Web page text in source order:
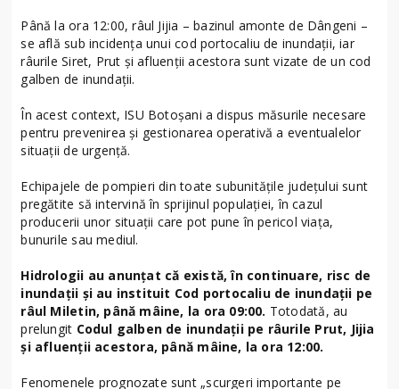
Până la ora 12:00, râul Jijia – bazinul amonte de Dângeni –
se află sub incidența unui cod portocaliu de inundații, iar
râurile Siret, Prut și afluenții acestora sunt vizate de un cod
galben de inundații.
În acest context, ISU Botoșani a dispus măsurile necesare
pentru prevenirea și gestionarea operativă a eventualelor
situații de urgență.
Echipajele de pompieri din toate subunitățile județului sunt
pregătite să intervină în sprijinul populației, în cazul
producerii unor situații care pot pune în pericol viața,
bunurile sau mediul.
Hidrologii au anunțat că există, în continuare, risc de
inundații și au instituit Cod portocaliu de inundații pe
râul Miletin, până mâine, la ora 09:00. Totodată, au
prelungit Codul galben de inundații pe râurile Prut, Jijia
și afluenții acestora, până mâine, la ora 12:00.
Fenomenele prognozate sunt „scurgeri importante pe